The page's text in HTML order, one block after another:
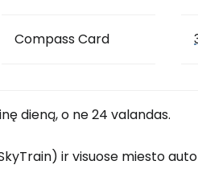
Compass Card
dieną, o ne 24 valandas.
ir visuose miesto